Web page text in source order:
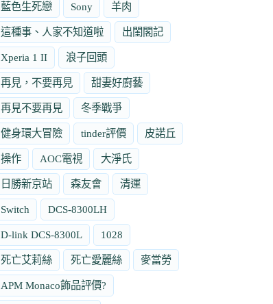
藍色生死戀 Sony 羊肉
這種事、人家不知道啦 出閨閣記
Xperia 1 II 浪子回頭
再見，不要再見 甜妻好廚藝
再見不要再見 冬季戰爭
健身環大冒險 tinder評價 皮諾丘
操作 AOC電視 大淨氏
日勝新京站 森友會 清運
Switch DCS-8300LH
D-link DCS-8300L 1028
死亡艾莉絲 死亡愛麗絲 麥當勞
APM Monaco飾品評價?